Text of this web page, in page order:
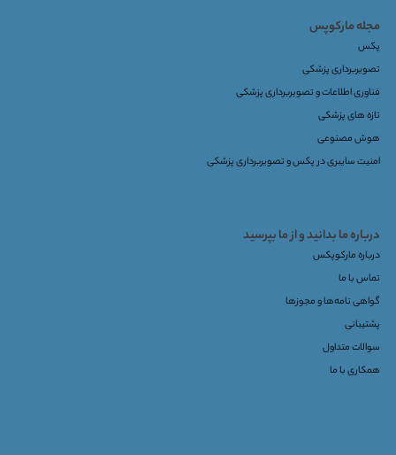
مجله مارکوپس
پکس
تصویربرداری پزشکی
فناوری اطلاعات و تصویربرداری پزشکی
تازه های پزشکی
هوش مصنوعی
امنیت سایبری در پکس و تصویربرداری پزشکی
درباره ما بدانید و از ما بپرسید
درباره مارکوپکس
تماس با ما
گواهی نامه‌ها و مجوزها
پشتیبانی
سوالات متداول
همکاری با ما